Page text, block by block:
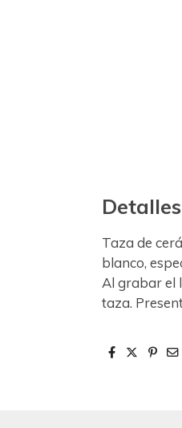
Detalles
Taza de
blanco,
Al grabar el
taza.